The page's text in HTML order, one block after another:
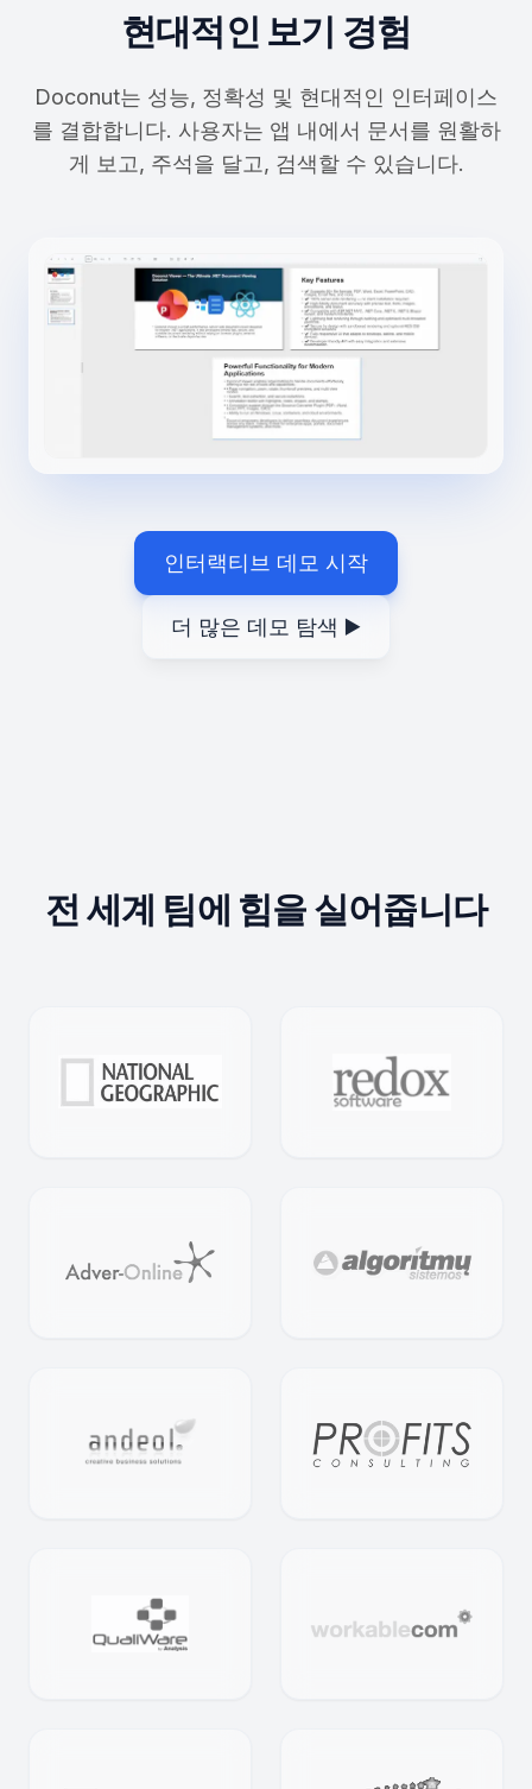
현대적인 보기 경험
Doconut는 성능, 정확성 및 현대적인 인터페이스
를 결합합니다. 사용자는 앱 내에서 문서를 원활하
게 보고, 주석을 달고, 검색할 수 있습니다.
인터랙티브 데모 시작
더 많은 데모 탐색 ▶️
전 세계 팀에 힘을 실어줍니다